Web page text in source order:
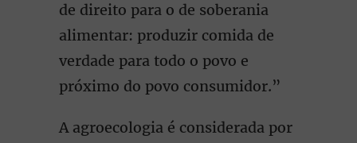
de direito para o de soberania
alimentar: produzir comida de
verdade para todo o povo e
próximo do povo consumidor.”
A agroecologia é considerada por